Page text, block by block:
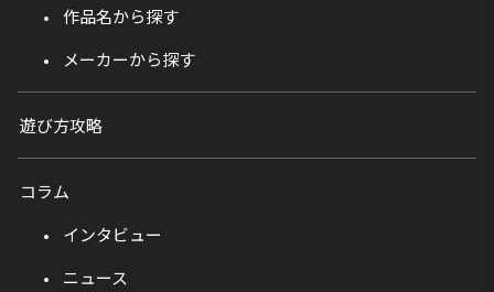
作品名から探す
メーカーから探す
遊び方攻略
コラム
インタビュー
ニュース